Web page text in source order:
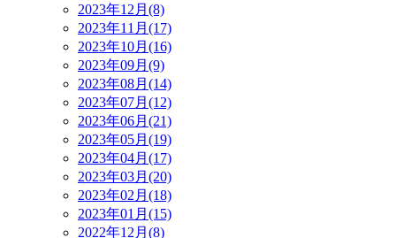
2023年12月(8)
2023年11月(17)
2023年10月(16)
2023年09月(9)
2023年08月(14)
2023年07月(12)
2023年06月(21)
2023年05月(19)
2023年04月(17)
2023年03月(20)
2023年02月(18)
2023年01月(15)
2022年12月(8)